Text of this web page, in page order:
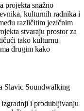
projekta snažno
kulturnih radnika i
različitim jezičnim
stvaraju prostor za
tako kulturnu
drugim kako
Slavic Soundwalking
izgradnji i produbljivanju